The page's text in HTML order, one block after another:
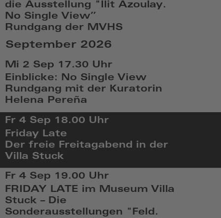
14:08
die Ausstellung "Ilit Azoulay.
No Single View”
Rundgang der MVHS
So,
Aug
30
2026,
15:08
September 2026
Mi 2 Sep 17.30 Uhr
Einblicke: No Single View
Rundgang mit der Kuratorin
Helena Pereña
Mi,
Sep
2
2026,
17:09
Fr 4 Sep 18.00 Uhr
Friday Late
Der freie Freitagabend in der
Villa Stuck
Fr,
Sep
4
2026,
18:09
Fr 4 Sep 19.00 Uhr
FRIDAY LATE im Museum Villa
Stuck – Die
Sonderausstellungen "Feld.